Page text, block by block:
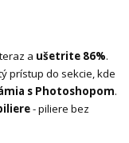
a ušetrite 86%.
prístup do sekcie, kde
s Photoshopom.
- piliere bez